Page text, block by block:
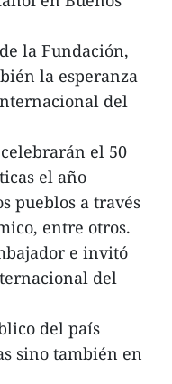
la Fundación,
la esperanza
del
el 50
el año
pueblos a través
entre otros.
e invitó
del
del país
sino también en